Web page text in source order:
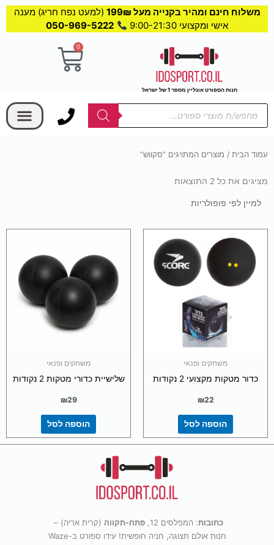
משלוח חינם ומהיר בקנייה מעל 199₪
(למעט נפח חריג) מענה
אישי ומקצועי 9:00-21:30
050-969-5222
חנות הספורט אונליין מספר 1 של ישראל
0
עגלת
Products
search
עמוד הבית / מוצרים המתויגים “סקווש”
מציגים את כל ⁦2⁩ התוצאות
ממוין
משחקים ופנאי
כדור מטקות מקצועי 2 נקודות
₪22
הוספה לסל
משחקים ופנאי
שלישיית כדורי מטקות 2 נקודות
₪29
הוספה לסל
כתובות: המפלסים 12, פתח-תקווה (קרית אריה) –
חנות אולם תצוגה, חניה חופשית! עידו ספורט ב-Waze